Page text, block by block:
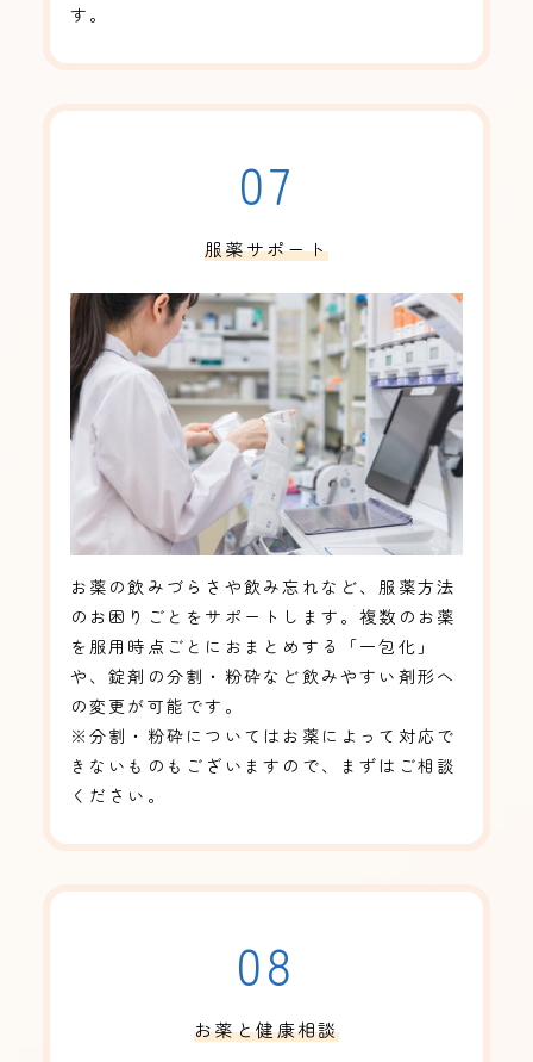
す。
07
服薬サポート
お薬の飲みづらさや飲み忘れなど、服薬方法
のお困りごとをサポートします。複数のお薬
を服用時点ごとにおまとめする「一包化」
や、錠剤の分割・粉砕など飲みやすい剤形へ
の変更が可能です。
※分割・粉砕についてはお薬によって対応で
きないものもございますので、まずはご相談
ください。
08
お薬と健康相談